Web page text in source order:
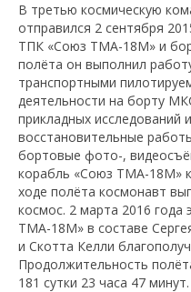
В третью космическую
отправился 2 сентября
ТПК «Союз ТМА-18М» и
полёта он выполнил
транспортными
деятельности на борту
прикладных исследований
восстановительные
бортовые фото-,
корабль «Союз ТМА-18М»
ходе полёта космонавт
космос. 2 марта 2016 года
ТМА-18М» в составе
и Скотта Келли
Продолжительность
181 сутки 23 часа 47 минут.